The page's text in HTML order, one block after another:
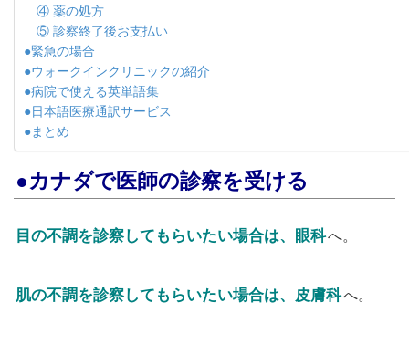
④ 薬の処方
⑤ 診察終了後お支払い
●緊急の場合
●ウォークインクリニックの紹介
●病院で使える英単語集
●日本語医療通訳サービス
●まとめ
●カナダで医師の診察を受ける
目の不調を診察してもらいたい場合は、眼科へ。
肌の不調を診察してもらいたい場合は、皮膚科へ。